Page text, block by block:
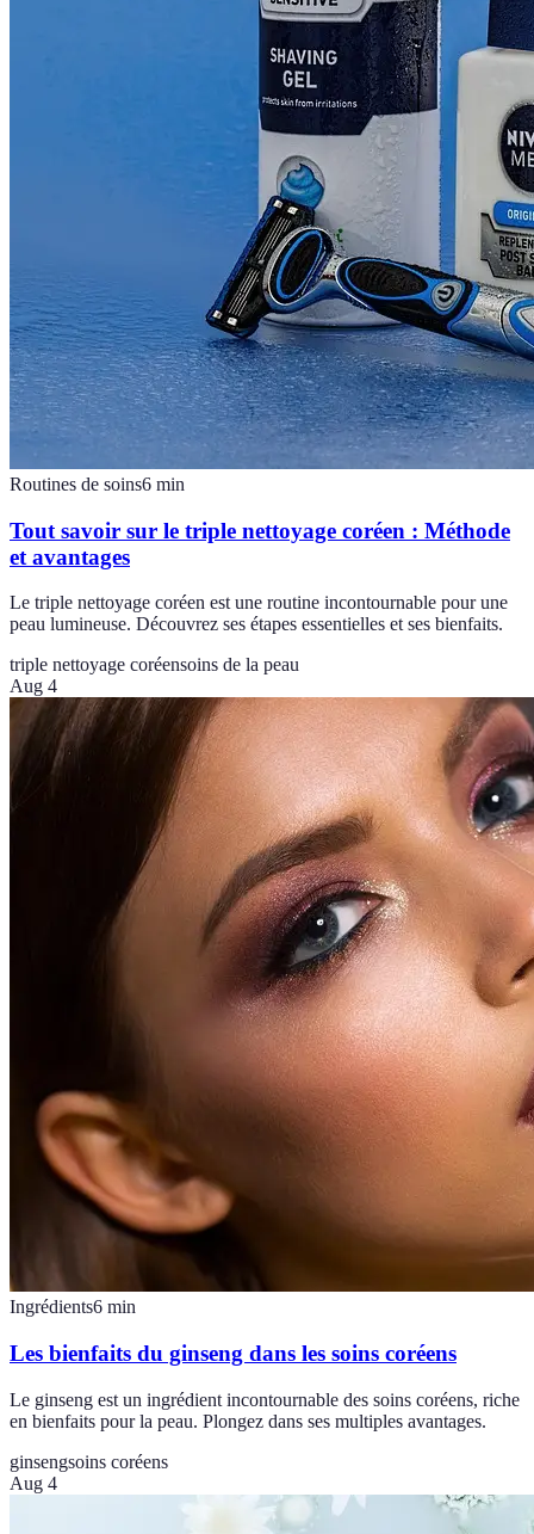
Routines de soins6 min
Tout savoir sur le triple nettoyage coréen : Méthode
et avantages
Le triple nettoyage coréen est une routine incontournable pour une
peau lumineuse. Découvrez ses étapes essentielles et ses bienfaits.
triple nettoyage coréensoins de la peau
Aug 4
Ingrédients6 min
Les bienfaits du ginseng dans les soins coréens
Le ginseng est un ingrédient incontournable des soins coréens, riche
en bienfaits pour la peau. Plongez dans ses multiples avantages.
ginsengsoins coréens
Aug 4